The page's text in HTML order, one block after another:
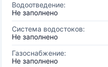
Водоотведение:
Не заполнено
Система водостоков:
Не заполнено
Газоснабжение:
Не заполнено